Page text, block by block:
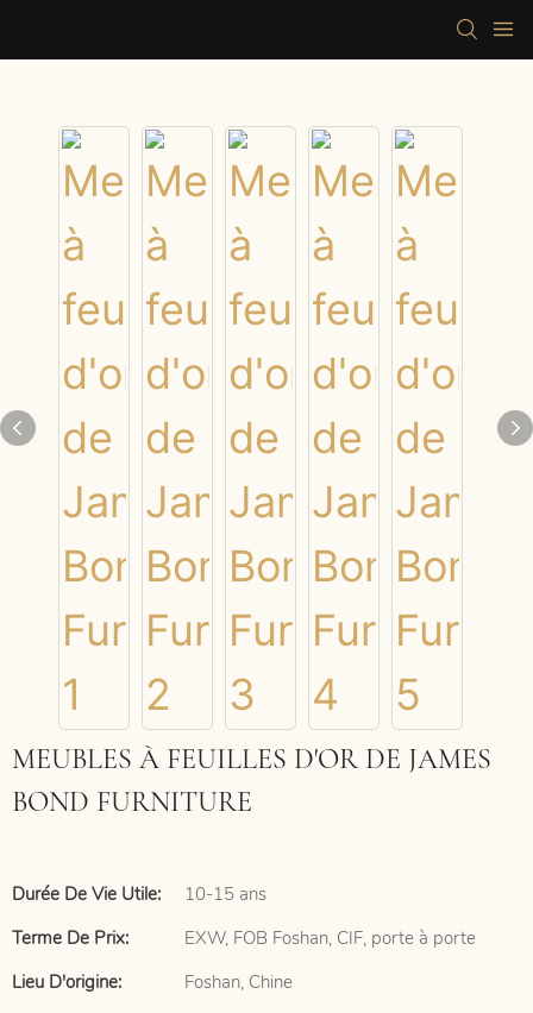
MEUBLES À FEUILLES D'OR DE JAMES
BOND FURNITURE
Durée De Vie Utile:
10-15 ans
Terme De Prix:
EXW, FOB Foshan, CIF, porte à porte
Lieu D'origine:
Foshan, Chine